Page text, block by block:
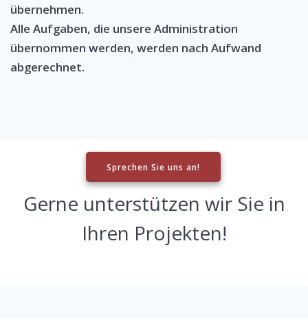
übernehmen.
Alle Aufgaben, die unsere Administration
übernommen werden, werden nach Aufwand
abgerechnet.
Sprechen Sie uns an!
Gerne unterstützen wir Sie in
Ihren Projekten!